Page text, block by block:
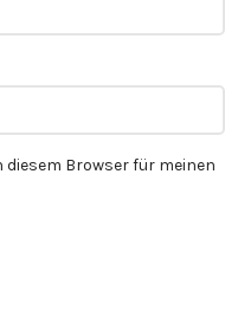
diesem Browser für meinen